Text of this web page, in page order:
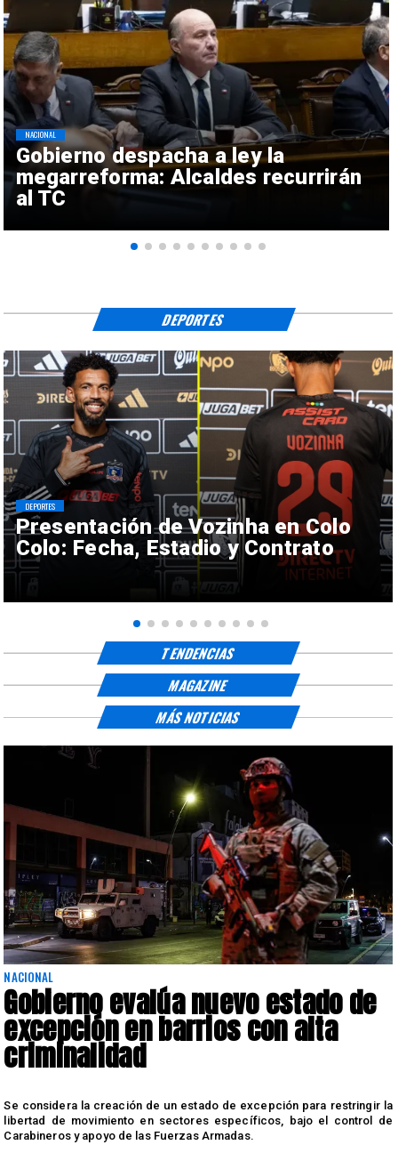
Gobierno despacha a ley la
megarreforma: Alcaldes recurrirán
al TC
NACIONAL
Presentación de Vozinha en Colo
Colo: Fecha, Estadio y Contrato
DEPORTES
DEPORTES
TENDENCIAS
MAGAZINE
NACIONAL
Gobierno evalúa nuevo estado de
excepción en barrios con alta
criminalidad
Se considera la creación de un estado de excepción para restringir la
libertad de movimiento en sectores específicos, bajo el control de
Carabineros y apoyo de las Fuerzas Armadas.
MÁS NOTICIAS